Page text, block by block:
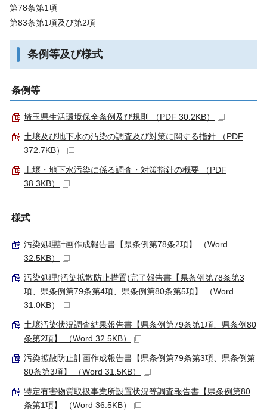
第78条第1項
第83条第1項及び第2項
条例等及び様式
条例等
埼玉県生活環境保全条例及び規則 （PDF 30.2KB）
土壌及び地下水の汚染の調査及び対策に関する指針 （PDF
372.7KB）
土壌・地下水汚染に係る調査・対策指針の概要 （PDF
38.3KB）
様式
汚染処理計画作成報告書【県条例第78条2項】 （Word
32.5KB）
汚染処理(汚染拡散防止措置)完了報告書【県条例第78条第3
項、県条例第79条第4項、県条例第80条第5項】 （Word
31.0KB）
土壌汚染状況調査結果報告書【県条例第79条第1項、県条例80
条第2項】 （Word 32.5KB）
汚染拡散防止計画作成報告書【県条例第79条第3項、県条例第
80条第3項】 （Word 31.5KB）
特定有害物質取扱事業所設置状況等調査報告書【県条例第80
条第1項】 （Word 36.5KB）